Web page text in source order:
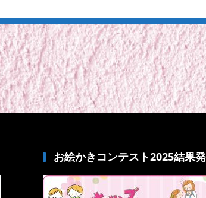
お絵かきコンテスト2025結果